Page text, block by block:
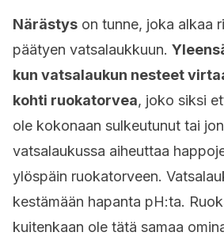
Närästys on tunne, joka alkaa
päätyen vatsalaukkuun.
kun vatsalaukun nesteet
kohti ruokatorvea, joko siksi
ole kokonaan sulkeutunut tai
vatsalaukussa aiheuttaa
ylöspäin ruokatorveen.
kestämään hapanta pH:ta.
kuitenkaan ole tätä samaa